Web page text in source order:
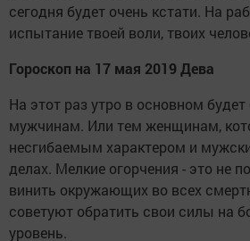
сегодня будет очень кстати. На
испытание твоей воли, твоих
Гороскоп на 17 мая 2019 Дева
На этот раз утро в основном будет
мужчинам. Или тем женщинам,
несгибаемым характером и
делах. Мелкие огорчения - это не
винить окружающих во всех
советуют обратить свои силы на
уровень.